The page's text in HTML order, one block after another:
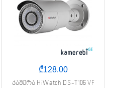
₾128.00
კამერა HiWatch DS-T106 VF